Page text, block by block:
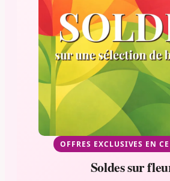
OFFRES EXCLUSIVES EN
Soldes sur